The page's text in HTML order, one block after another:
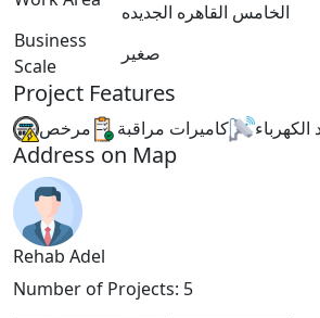
الخامس القاهره الجديده
Business
Scale
صغير
Project Features
الكهرباء كاميرات مراقبة مرخص
Address on Map
Rehab Adel
Number of Projects: 5